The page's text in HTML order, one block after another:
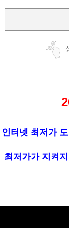
인터넷 최저가
최저가가 지켜